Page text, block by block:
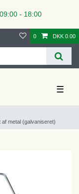
- 18:00
0 DKK 0.00
☰
metal (galvaniseret)